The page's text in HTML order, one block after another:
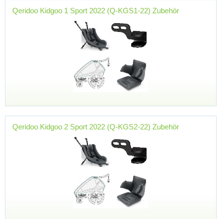
Qeridoo Kidgoo 1 Sport 2022 (Q-KGS1-22) Zubehör
Qeridoo Kidgoo 2 Sport 2022 (Q-KGS2-22) Zubehör